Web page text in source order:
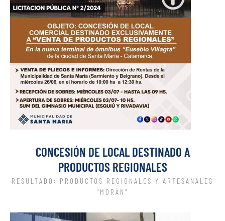
CONCESIÓN DE LOCAL DESTINADO A
PRODUCTOS REGIONALES
RESULTADO: PRODUCTOS REGIONALES Y ARTESANALES
"MORÁN"